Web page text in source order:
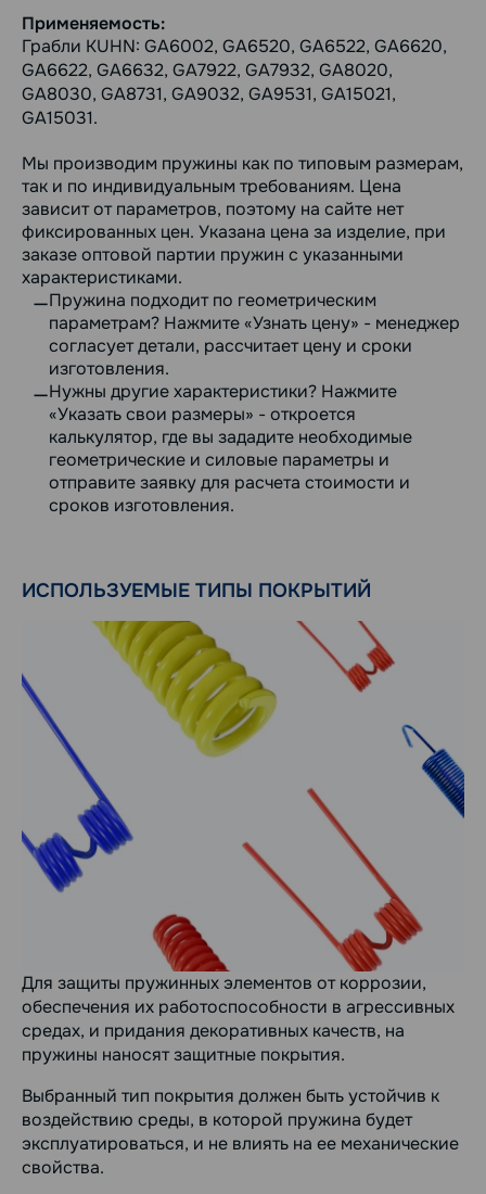
Применяемость:
Грабли KUHN: GA6002, GA6520, GA6522, GA6620,
GA6622, GA6632, GA7922, GA7932, GA8020,
GA8030, GA8731, GA9032, GA9531, GA15021,
GA15031.
Мы производим пружины как по типовым размерам,
так и по индивидуальным требованиям. Цена
зависит от параметров, поэтому на сайте нет
фиксированных цен. Указана цена за изделие, при
заказе оптовой партии пружин с указанными
характеристиками.
Пружина подходит по геометрическим
параметрам? Нажмите «Узнать цену» - менеджер
согласует детали, рассчитает цену и сроки
изготовления.
Нужны другие характеристики? Нажмите
«Указать свои размеры» - откроется
калькулятор, где вы зададите необходимые
геометрические и силовые параметры и
отправите заявку для расчета стоимости и
сроков изготовления.
ИСПОЛЬЗУЕМЫЕ ТИПЫ ПОКРЫТИЙ
Для защиты пружинных элементов от коррозии,
обеспечения их работоспособности в агрессивных
средах, и придания декоративных качеств, на
пружины наносят защитные покрытия.
Выбранный тип покрытия должен быть устойчив к
воздействию среды, в которой пружина будет
эксплуатироваться, и не влиять на ее механические
свойства.